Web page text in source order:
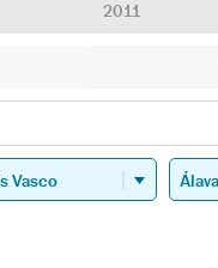
2011